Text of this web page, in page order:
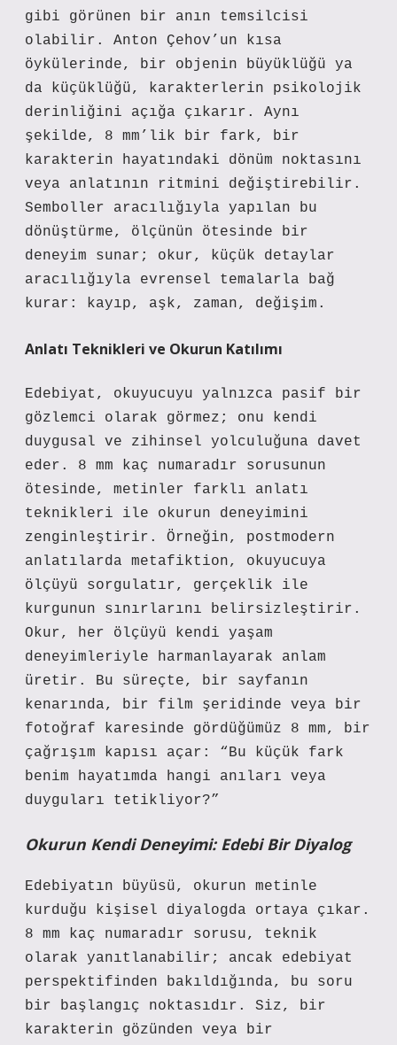
gibi görünen bir anın temsilcisi
olabilir. Anton Çehov’un kısa
öykülerinde, bir objenin büyüklüğü ya
da küçüklüğü, karakterlerin psikolojik
derinliğini açığa çıkarır. Aynı
şekilde, 8 mm’lik bir fark, bir
karakterin hayatındaki dönüm noktasını
veya anlatının ritmini değiştirebilir.
Semboller aracılığıyla yapılan bu
dönüştürme, ölçünün ötesinde bir
deneyim sunar; okur, küçük detaylar
aracılığıyla evrensel temalarla bağ
kurar: kayıp, aşk, zaman, değişim.
Anlatı Teknikleri ve Okurun Katılımı
Edebiyat, okuyucuyu yalnızca pasif bir
gözlemci olarak görmez; onu kendi
duygusal ve zihinsel yolculuğuna davet
eder. 8 mm kaç numaradır sorusunun
ötesinde, metinler farklı anlatı
teknikleri ile okurun deneyimini
zenginleştirir. Örneğin, postmodern
anlatılarda metafiktion, okuyucuya
ölçüyü sorgulatır, gerçeklik ile
kurgunun sınırlarını belirsizleştirir.
Okur, her ölçüyü kendi yaşam
deneyimleriyle harmanlayarak anlam
üretir. Bu süreçte, bir sayfanın
kenarında, bir film şeridinde veya bir
fotoğraf karesinde gördüğümüz 8 mm, bir
çağrışım kapısı açar: “Bu küçük fark
benim hayatımda hangi anıları veya
duyguları tetikliyor?”
Okurun Kendi Deneyimi: Edebi Bir Diyalog
Edebiyatın büyüsü, okurun metinle
kurduğu kişisel diyalogda ortaya çıkar.
8 mm kaç numaradır sorusu, teknik
olarak yanıtlanabilir; ancak edebiyat
perspektifinden bakıldığında, bu soru
bir başlangıç noktasıdır. Siz, bir
karakterin gözünden veya bir